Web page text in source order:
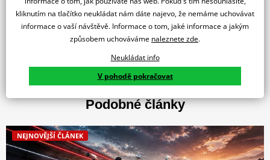
Podobné články
NEJNOVĚJŠÍ ČLÁNEK
kliknutím na tlačítko neukládat nám dáte najevo, že nemáme uchovávat
informace o vaší návštěvě. Informace o tom, jaké informace a jakým
způsobem uchováváme naleznete zde.
Neukládat info
V pohodě pokračovat